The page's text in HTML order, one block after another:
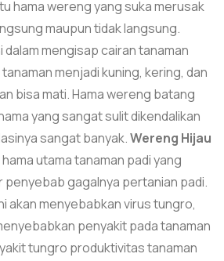
hama wereng yang suka merusak
maupun tidak langsung.
dalam mengisap cairan tanaman
menjadi kuning, kering, dan
bisa mati. Hama wereng batang
yang sangat sulit dikendalikan
sangat banyak.Wereng Hijau
utama tanaman padi yang
penyebab gagalnya pertanian padi.
akan menyebabkan virus tungro,
penyakit pada tanaman
tungro produktivitas tanaman